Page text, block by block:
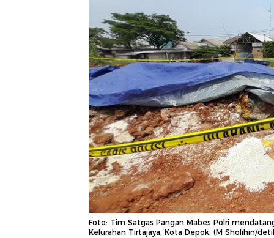
Foto: Tim Satgas Pangan Mabes Polri
Kelurahan Tirtajaya, Kota Depok. (M Sholihin/